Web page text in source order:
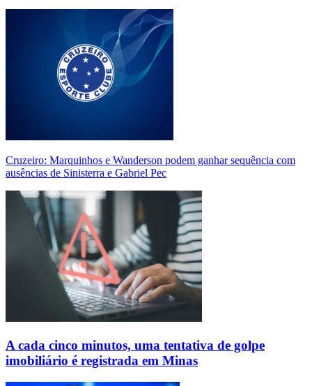
Cruzeiro: Marquinhos e Wanderson podem ganhar sequência com
ausências de Sinisterra e Gabriel Pec
A cada cinco minutos, uma tentativa de golpe
imobiliário é registrada em Minas